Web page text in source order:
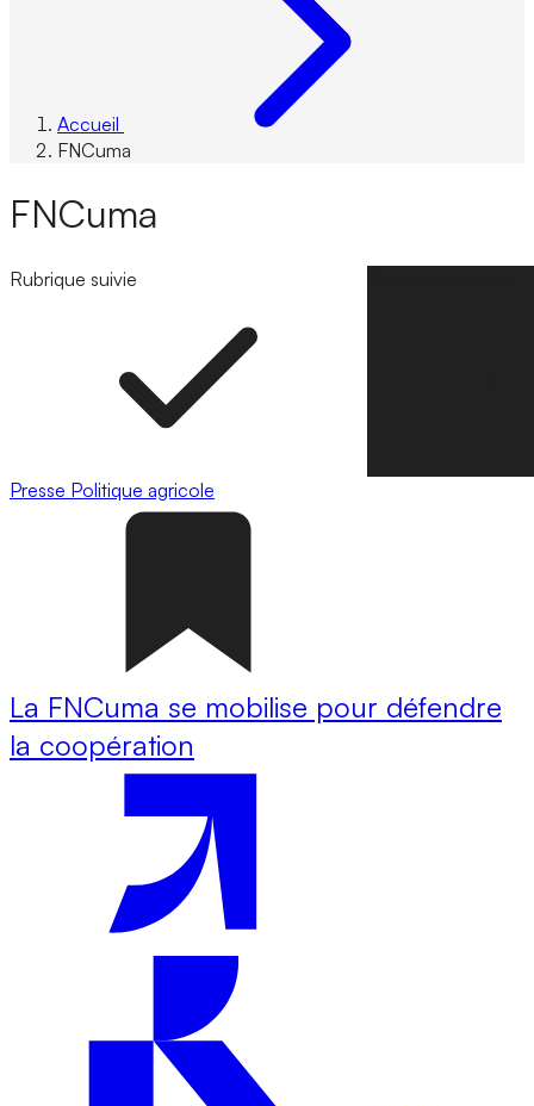
Accueil
FNCuma
FNCuma
Rubrique suivie
Presse Politique agricole
La FNCuma se mobilise pour défendre
la coopération